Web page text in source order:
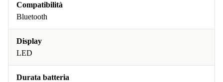
Compatibilità
Bluetooth
Display
LED
Durata batteria